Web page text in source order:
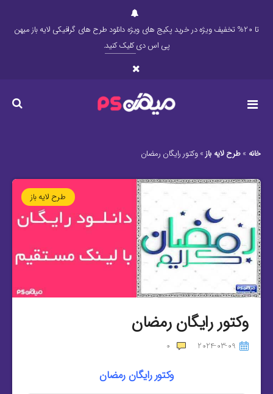
تا 20% تخفیف ویژه در خرید پکیج های ویژه دانلود طرح های گرافیکی لایه باز میهن
پی اس دیکلیک کنید.
خانه »طرح لایه باز»وکتور رایگان رمضان
طرح لایه باز
وکتور رایگان رمضان
2024-03-09
0
وکتور رایگان رمضان